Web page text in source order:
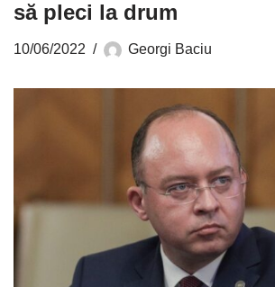
să pleci la drum
10/06/2022 Georgi Baciu